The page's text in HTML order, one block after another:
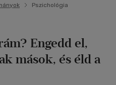
Pszichológia
Engedd el,
mások, és éld a